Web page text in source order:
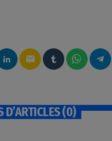
email
D’ARTICLES (0)